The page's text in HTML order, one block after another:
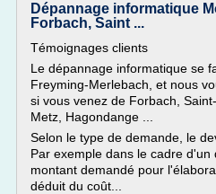
Dépannage informatique
Forbach, Saint ...
Témoignages clients
Le dépannage informatique se
Freyming-Merlebach, et nous
si vous venez de Forbach,
Metz, Hagondange ...
Selon le type de demande, le
Par exemple dans le cadre
montant demandé pour
déduit du coût...